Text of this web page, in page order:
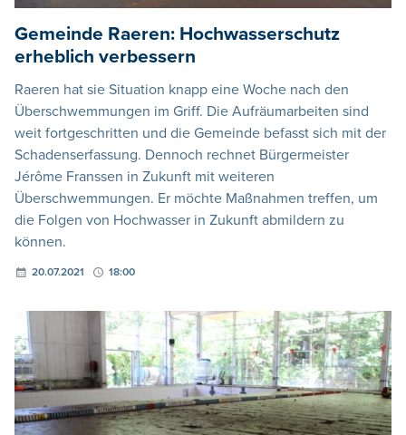
Gemeinde Raeren: Hochwasserschutz
erheblich verbessern
Raeren hat sie Situation knapp eine Woche nach den
Überschwemmungen im Griff. Die Aufräumarbeiten sind
weit fortgeschritten und die Gemeinde befasst sich mit der
Schadenserfassung. Dennoch rechnet Bürgermeister
Jérôme Franssen in Zukunft mit weiteren
Überschwemmungen. Er möchte Maßnahmen treffen, um
die Folgen von Hochwasser in Zukunft abmildern zu
können.
20.07.2021 18:00